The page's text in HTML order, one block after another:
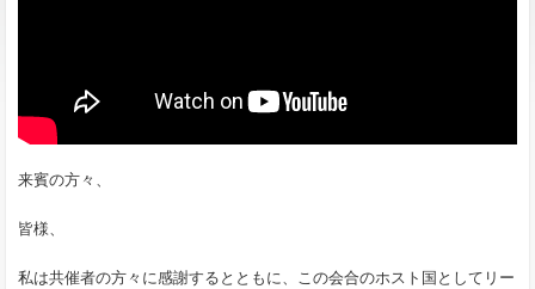
来賓の方々、
皆様、
私は共催者の方々に感謝するとともに、この会合のホスト国としてリー